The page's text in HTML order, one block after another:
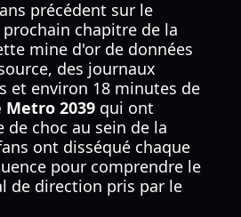
précédent sur le
chapitre de la
mine d'or de données
des journaux
et environ 18 minutes de
2039 qui ont
de choc au sein de la
ont disséqué chaque
pour comprendre le
de direction pris par le